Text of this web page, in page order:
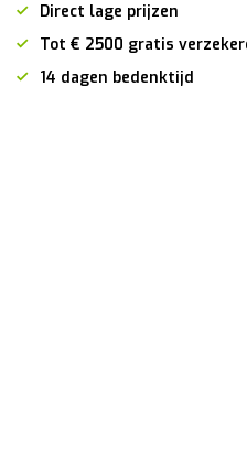
Direct lage prijzen
Tot € 2500 gratis
14 dagen bedenktijd